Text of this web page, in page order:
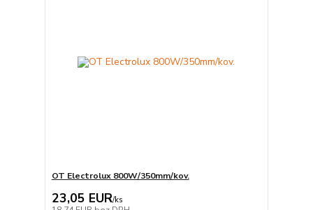
OT Electrolux 800W/350mm/kov.
23,05 EUR/ks